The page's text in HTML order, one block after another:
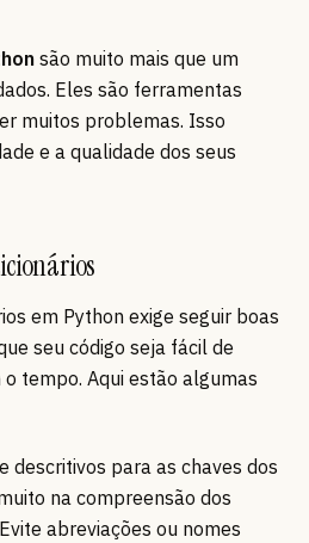
são muito mais que um
Eles são ferramentas
muitos problemas. Isso
e a qualidade dos seus
em Python exige seguir boas
seu código seja fácil de
tempo. Aqui estão algumas
descritivos para as chaves dos
na compreensão dos
abreviações ou nomes